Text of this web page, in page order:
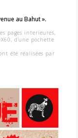
au Bahut ».
pages interieures,
d’une pochette
été réalisées par